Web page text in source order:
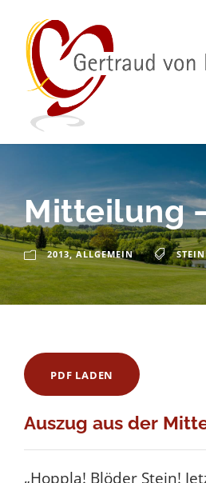
Mitteilung
2013, ALLGEMEIN
PDF LADEN
Auszug aus der
„Hoppla! Blöder Stein!